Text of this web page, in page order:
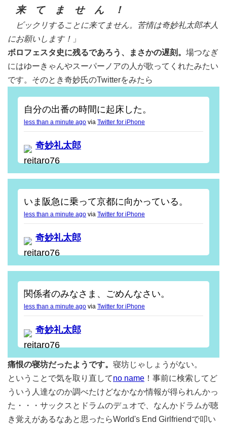
来 て ま せ ん ！
ビックリすることに来てません。苦情は奇妙礼太郎本人
にお願いします！ 」
ボロフェスタ史に残るであろう、まさかの遅刻。 場つなぎ
にはゆーきゃんやスーパーノアの人が歌ってくれたみたい
です。そのとき奇妙氏のTwitterをみたら
自分の出番の時間に起床した。
less than a minute ago via Twitter for iPhone
奇妙礼太郎
reitaro76
いま阪急に乗って京都に向かっている。
less than a minute ago via Twitter for iPhone
奇妙礼太郎
reitaro76
関係者のみなさま、ごめんなさい。
less than a minute ago via Twitter for iPhone
奇妙礼太郎
reitaro76
痛恨の寝坊だったようです。 寝坊じゃしょうがない。
ということで気を取り直してno name ！事前に検索してど
ういう人達なのか調べたけどなかなか情報が得られんかっ
た・・・サックスとドラムのデュオで、なんかドラムが聴
き覚えがあるなあと思ったらWorld's End Girlfriendで叩い